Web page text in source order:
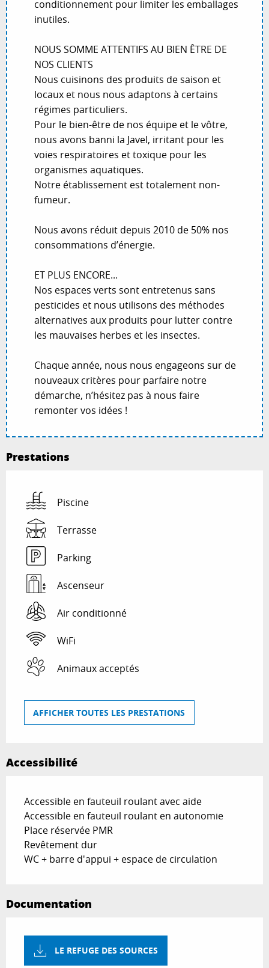
conditionnement pour limiter les emballages
inutiles.
NOUS SOMME ATTENTIFS AU BIEN ÊTRE DE
NOS CLIENTS
Nous cuisinons des produits de saison et
locaux et nous nous adaptons à certains
régimes particuliers.
Pour le bien-être de nos équipe et le vôtre,
nous avons banni la Javel, irritant pour les
voies respiratoires et toxique pour les
organismes aquatiques.
Notre établissement est totalement non-
fumeur.
Nous avons réduit depuis 2010 de 50% nos
consommations d’énergie.
ET PLUS ENCORE...
Nos espaces verts sont entretenus sans
pesticides et nous utilisons des méthodes
alternatives aux produits pour lutter contre
les mauvaises herbes et les insectes.
Chaque année, nous nous engageons sur de
nouveaux critères pour parfaire notre
démarche, n’hésitez pas à nous faire
remonter vos idées !
Prestations
Piscine
Terrasse
Parking
Ascenseur
Air conditionné
WiFi
Animaux acceptés
AFFICHER TOUTES LES PRESTATIONS
Accessibilité
Accessible en fauteuil roulant avec aide
Accessible en fauteuil roulant en autonomie
Place réservée PMR
Revêtement dur
WC + barre d'appui + espace de circulation
Documentation
LE REFUGE DES SOURCES